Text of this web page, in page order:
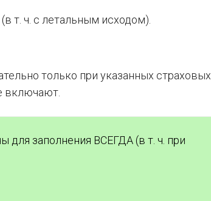
т. ч. с летальным исходом).
только при указанных страховых
включают.
заполнения ВСЕГДА (в т. ч. при